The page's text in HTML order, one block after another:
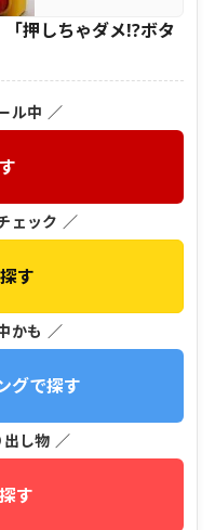
「押しちゃダメ!?ボタ
ル中 ／
ェック ／
す
かも ／
グで探す
し物 ／
す